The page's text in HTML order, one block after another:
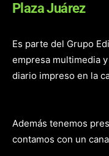
Plaza Juárez
Es parte del Grupo
empresa multimedia
diario impreso en la
Además tenemos
contamos con un